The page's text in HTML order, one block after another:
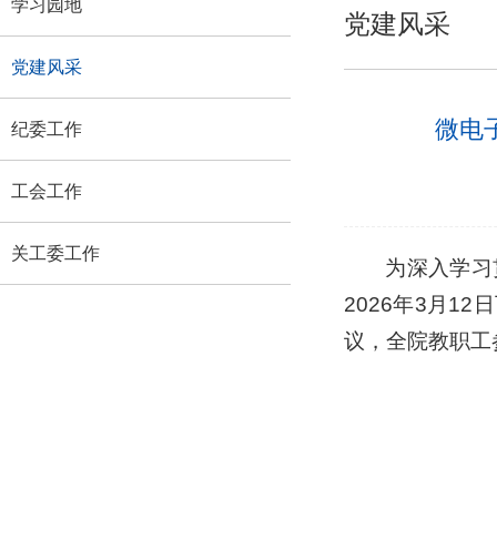
学习园地
党建风采
纪委工作
工会工作
关工委工作
党建风采
微电
为深入学
2026年3月12
议，全院教职